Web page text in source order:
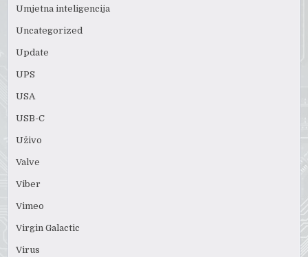
Umjetna inteligencija
Uncategorized
Update
UPS
USA
USB-C
Uživo
Valve
Viber
Vimeo
Virgin Galactic
Virus